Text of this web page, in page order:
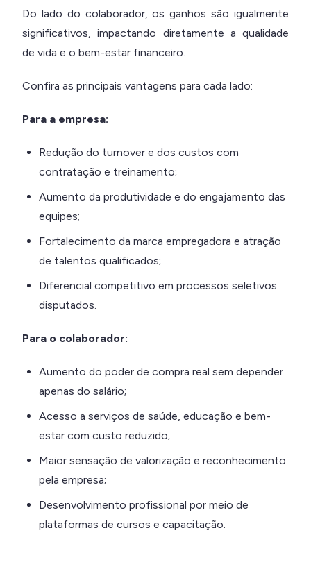
Do lado do colaborador, os ganhos são igualmente
significativos, impactando diretamente a qualidade
de vida e o bem-estar financeiro.
Confira as principais vantagens para cada lado:
Para a empresa:
Redução do turnover e dos custos com
contratação e treinamento;
Aumento da produtividade e do engajamento das
equipes;
Fortalecimento da marca empregadora e atração
de talentos qualificados;
Diferencial competitivo em processos seletivos
disputados.
Para o colaborador:
Aumento do poder de compra real sem depender
apenas do salário;
Acesso a serviços de saúde, educação e bem-
estar com custo reduzido;
Maior sensação de valorização e reconhecimento
pela empresa;
Desenvolvimento profissional por meio de
plataformas de cursos e capacitação.